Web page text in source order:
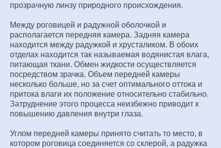
прозрачную линзу природного происхождения.
Между роговицей и радужной оболочкой и
располагается передняя камера. Задняя камера
находится между радужкой и хрусталиком. В обоих
отделах находится так называемая водянистая влага,
питающая ткани. Обмен жидкости осуществляется
посредством зрачка. Объем передней камеры
несколько больше, но за счет оптимального оттока и
притока влаги их положение относительно стабильно.
Затруднение этого процесса неизбежно приводит к
повышению давления внутри глаза.
Углом передней камеры принято считать то место, в
котором роговица соединяется со склерой, а радужка